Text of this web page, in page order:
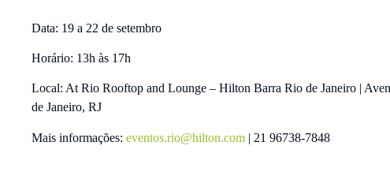
Data: 19 a 22 de setembro
Horário: 13h às 17h
Local: At Rio Rooftop and Lounge – Hilton Barra Rio de Janeiro |
de Janeiro, RJ
Mais informações: eventos.rio@hilton.com | 21 96738-7848